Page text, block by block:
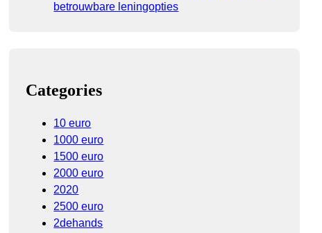
betrouwbare leningopties
Categories
10 euro
1000 euro
1500 euro
2000 euro
2020
2500 euro
2dehands